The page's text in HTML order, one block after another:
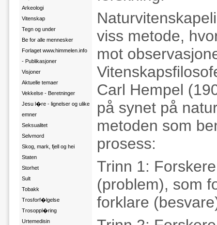
Arkeologi
Vitenskap
Tegn og under
Be for alle mennesker
Forlaget www.himmelen.info
- Publikasjoner
Visjoner
Aktuelle temaer
Vekkelse - Beretninger
Jesu l�re - lignelser og ulike
emner
Seksualitet
Selvmord
Skog, mark, fjell og hei
Staten
Storhet
Sult
Tobakk
Trosforf�lgelse
Trosoppl�ring
Urtemedisin
viss metode,
mot
Carl Hempel
på synet på
metoden som
prosess:
Trinn 1:
(problem), som
forklare